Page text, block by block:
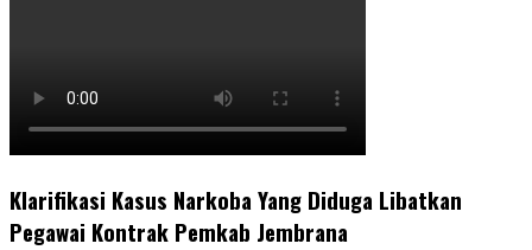
Klarifikasi Kasus Narkoba Yang Diduga Libatkan
Pegawai Kontrak Pemkab Jembrana